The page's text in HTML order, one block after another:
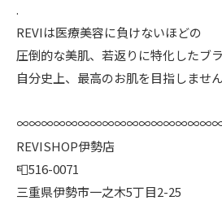
.
REVIは医療美容に負けないほどの
圧倒的な美肌、若返りに特化したブ
自分史上、最高のお肌を目指しませ
REVISHOP伊勢店
📮516-0071
三重県伊勢市一之木5丁目2-25